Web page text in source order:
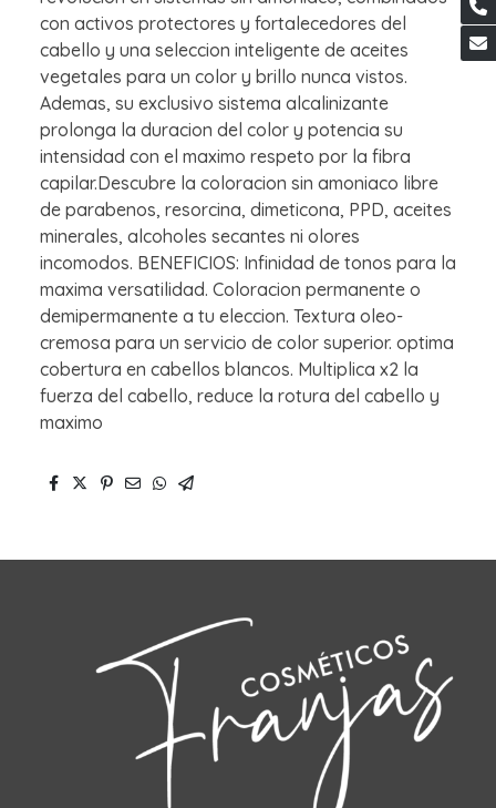
con activos protectores y fortalecedores del
cabello y una seleccion inteligente de aceites
vegetales para un color y brillo nunca vistos.
Ademas, su exclusivo sistema alcalinizante
prolonga la duracion del color y potencia su
intensidad con el maximo respeto por la fibra
capilar.Descubre la coloracion sin amoniaco libre
de parabenos, resorcina, dimeticona, PPD, aceites
minerales, alcoholes secantes ni olores
incomodos. BENEFICIOS: Infinidad de tonos para la
maxima versatilidad. Coloracion permanente o
demipermanente a tu eleccion. Textura oleo-
cremosa para un servicio de color superior. optima
cobertura en cabellos blancos. Multiplica x2 la
fuerza del cabello, reduce la rotura del cabello y
maximo